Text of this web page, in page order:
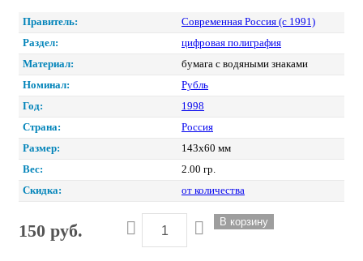
Правитель:
Современная Россия (c 1991)
Раздел:
цифровая полиграфия
Материал:
бумага с водяными знаками
Номинал:
Рубль
Год:
1998
Страна:
Россия
Размер:
143х60 мм
Вес:
2.00 гр.
Скидка:
от количества
150 руб.